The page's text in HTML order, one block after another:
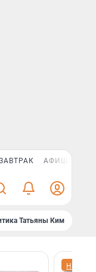
АФИША PLUS
Татьяны Ким